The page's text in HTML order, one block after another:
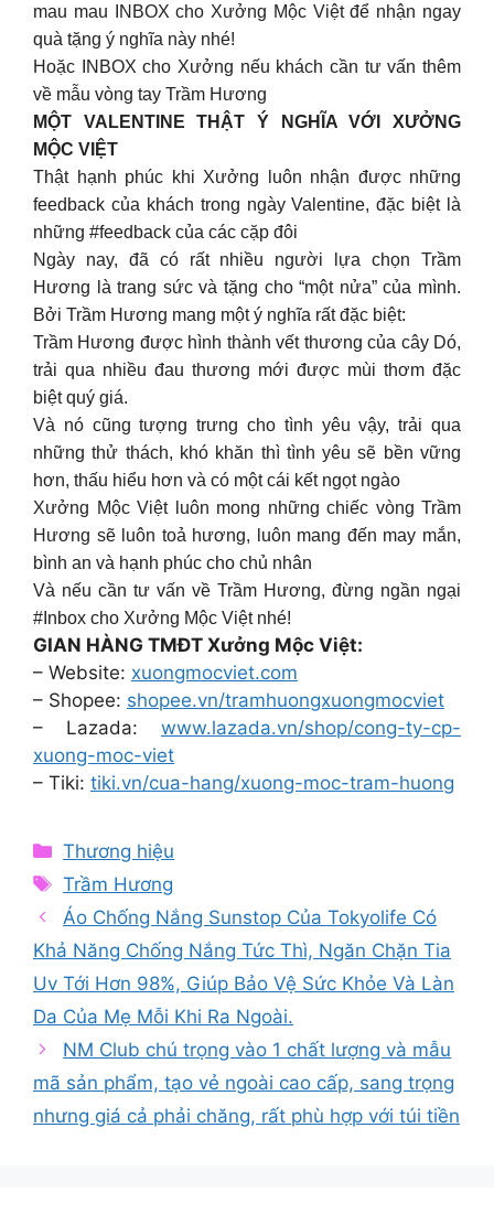
mau mau INBOX cho Xưởng Mộc Việt để nhận ngay
quà tặng ý nghĩa này nhé!
Hoặc INBOX cho Xưởng nếu khách cần tư vấn thêm
về mẫu vòng tay Trầm Hương
MỘT VALENTINE THẬT Ý NGHĨA VỚI XƯỞNG
MỘC VIỆT
Thật hạnh phúc khi Xưởng luôn nhận được những
feedback của khách trong ngày Valentine, đặc biệt là
những #feedback của các cặp đôi
Ngày nay, đã có rất nhiều người lựa chọn Trầm
Hương là trang sức và tặng cho “một nửa” của mình.
Bởi Trầm Hương mang một ý nghĩa rất đặc biệt:
Trầm Hương được hình thành vết thương của cây Dó,
trải qua nhiều đau thương mới được mùi thơm đặc
biệt quý giá.
Và nó cũng tượng trưng cho tình yêu vậy, trải qua
những thử thách, khó khăn thì tình yêu sẽ bền vững
hơn, thấu hiểu hơn và có một cái kết ngọt ngào
Xưởng Mộc Việt luôn mong những chiếc vòng Trầm
Hương sẽ luôn toả hương, luôn mang đến may mắn,
bình an và hạnh phúc cho chủ nhân
Và nếu cần tư vấn về Trầm Hương, đừng ngần ngại
#Inbox cho Xưởng Mộc Việt nhé!
GIAN HÀNG TMĐT Xưởng Mộc Việt:
– Website: xuongmocviet.com
– Shopee: shopee.vn/tramhuongxuongmocviet
– Lazada: www.lazada.vn/shop/cong-ty-cp-
xuong-moc-viet
– Tiki: tiki.vn/cua-hang/xuong-moc-tram-huong
Categories
Thương hiệu
Tags
Trầm Hương
Áo Chống Nắng Sunstop Của Tokyolife Có
Khả Năng Chống Nắng Tức Thì, Ngăn Chặn Tia
Uv Tới Hơn 98%, Giúp Bảo Vệ Sức Khỏe Và Làn
Da Của Mẹ Mỗi Khi Ra Ngoài.
NM Club chú trọng vào 1 chất lượng và mẫu
mã sản phẩm, tạo vẻ ngoài cao cấp, sang trọng
nhưng giá cả phải chăng, rất phù hợp với túi tiền